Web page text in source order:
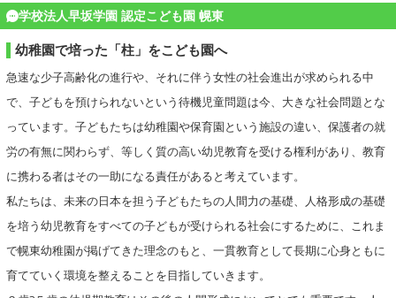
学校法人早坂学園 認定こども園 幌東
幼稚園で培った「柱」をこども園へ
急速な少子高齢化の進行や、それに伴う女性の社会進出が求められる中
で、子どもを預けられないという待機児童問題は今、大きな社会問題とな
っています。子どもたちは幼稚園や保育園という施設の違い、保護者の就
労の有無に関わらず、等しく質の高い幼児教育を受ける権利があり、教育
に携わる者はその一助になる責任があると考えています。
私たちは、未来の日本を担う子どもたちの人間力の基礎、人格形成の基礎
を培う幼児教育をすべての子どもが受けられる社会にするために、これま
で幌東幼稚園が掲げてきた理念のもと、一貫教育として長期に心身ともに
育てていく環境を整えることを目指していきます。